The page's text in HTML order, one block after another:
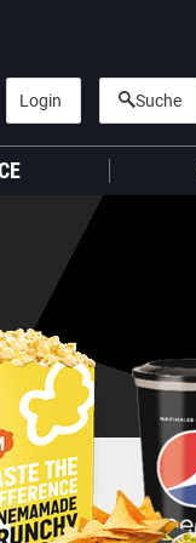
Login Suche